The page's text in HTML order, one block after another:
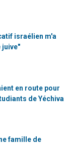
israélien m'a
juive"
en route pour
de Yéchiva
famille de